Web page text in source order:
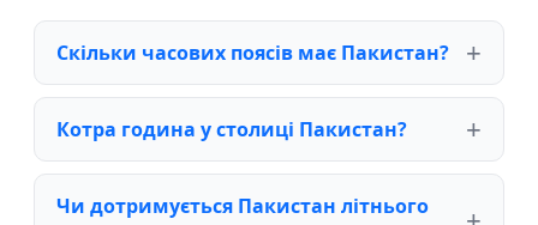
Скільки часових поясів має Пакистан?
Котра година у столиці Пакистан?
Чи дотримується Пакистан літнього